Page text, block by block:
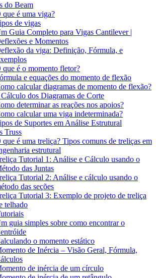
do Beam
que é uma viga?
de vigas
Guia Completo para Vigas Cantilever |
e Momentos
da viga: Definição, Fórmula, e
que é o momento fletor?
e equações do momento de flexão
calcular diagramas de momento de flexão?
dos Diagramas de Corte
determinar as reações nos apoios?
calcular uma viga indeterminada?
de Suportes em Análise Estrutural
Truss
que é uma treliça? Tipos comuns de treliças em
estrutural
Tutorial 1: Análise e Cálculo usando o
das Juntas
Tutorial 2: Análise e cálculo usando o
das seções
Tutorial 3: Exemplo de projeto de treliça
telhado
guia simples sobre como encontrar o
o momento estático
de Inércia – Visão Geral, Fórmula,
de inércia de um círculo